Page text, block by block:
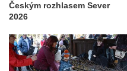
Českým rozhlasem Sever
2026